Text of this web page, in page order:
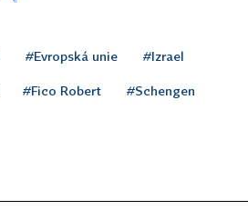
#Evropská unie #Izrael
#Fico Robert #Schengen